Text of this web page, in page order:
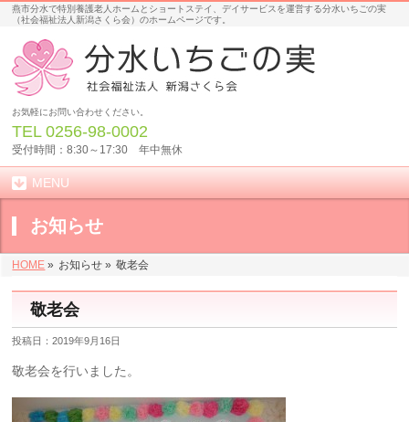
燕市分水で特別養護老人ホームとショートステイ、デイサービスを運営する分水いちごの実
（社会福祉法人新潟さくら会）のホームページです。
お気軽にお問い合わせください。
TEL0256-98-0002
受付時間：8:30～17:30 年中無休
MENU
お知らせ
HOME » お知らせ » 敬老会
敬老会
投稿日：2019年9月16日
敬老会を行いました。